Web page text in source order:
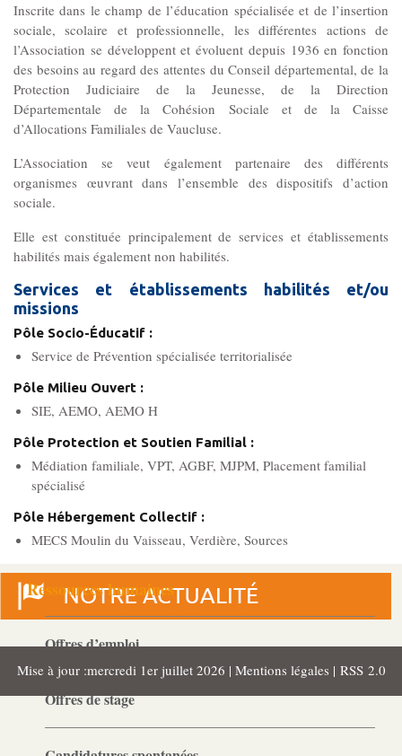
Pôle Socio-­Éducatif
Service de Prévention spécialisée territorialisée
Pôle Milieu Ouvert
SIE
AEMO
AEMO H
Pôle Protection et Soutien Familial
VPT
AGBF
MJPM
Placement familial spécialisé
Pôle Hébergement Collectif
Le Moulin du Vaisseau
Les Sources
Ressources humaines
Offres d’emploi
Offres de stage
Inscrite dans le champ de l’éducation spécialisée et de l’insertion
sociale, scolaire et professionnelle, les différentes actions de
l’Association se développent et évoluent depuis 1936 en fonction
des besoins au regard des attentes du Conseil départemental, de la
Protection Judiciaire de la Jeunesse, de la Direction
Départementale de la Cohésion Sociale et de la Caisse
d’Allocations Familiales de Vaucluse.
L’Association se veut également partenaire des différents
organismes œuvrant dans l’ensemble des dispositifs d’action
sociale.
Elle est constituée principalement de services et établissements
habilités mais également non habilités.
Services et établissements habilités et/ou
missions
Pôle Socio-Éducatif :
Service de Prévention spécialisée territorialisée
Pôle Milieu Ouvert :
SIE, AEMO, AEMO H
Pôle Protection et Soutien Familial :
Médiation familiale, VPT, AGBF, MJPM, Placement familial
spécialisé
Pôle Hébergement Collectif :
MECS Moulin du Vaisseau, Verdière, Sources
Mise à jour :mercredi 1er juillet 2026 | Mentions légales | RSS 2.0